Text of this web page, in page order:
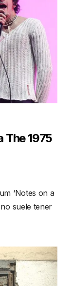
The 1975
‘Notes on a
suele tener